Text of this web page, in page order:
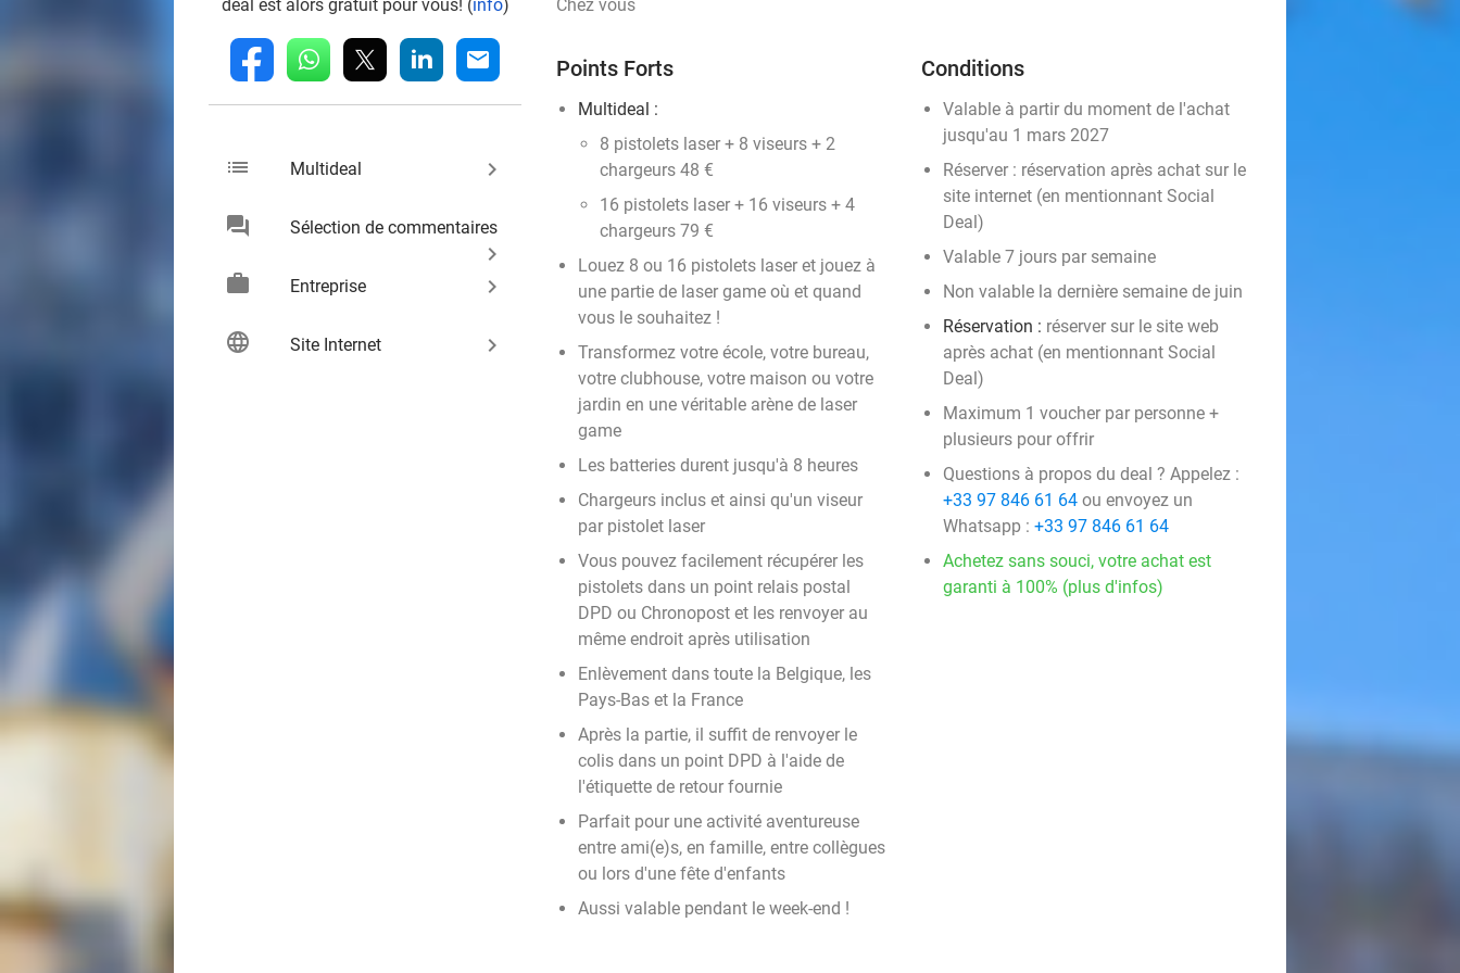
deal est alors gratuit pour vous! (info)
fb whatsapp linkedin mail
list Multideal keyboard_arrow_right
chat Sélection de commentaires
keyboard_arrow_right
work
Entreprise keyboard_arrow_right
language Site Internet keyboard_arrow_right
Chez vous
Points Forts
Multideal :
8 pistolets laser + 8 viseurs + 2
chargeurs 48 €
16 pistolets laser + 16 viseurs + 4
chargeurs 79 €
Louez 8 ou 16 pistolets laser et jouez à
une partie de laser game où et quand
vous le souhaitez !
Transformez votre école, votre bureau,
votre clubhouse, votre maison ou votre
jardin en une véritable arène de laser
game
Les batteries durent jusqu'à 8 heures
Chargeurs inclus et ainsi qu'un viseur
par pistolet laser
Vous pouvez facilement récupérer les
pistolets dans un point relais postal
DPD ou Chronopost et les renvoyer au
même endroit après utilisation
Enlèvement dans toute la Belgique, les
Pays-Bas et la France
Après la partie, il suffit de renvoyer le
colis dans un point DPD à l'aide de
l'étiquette de retour fournie
Parfait pour une activité aventureuse
entre ami(e)s, en famille, entre collègues
ou lors d'une fête d'enfants
Aussi valable pendant le week-end !
Conditions
Valable à partir du moment de l'achat
jusqu'au 1 mars 2027
Réserver : réservation après achat sur le
site internet (en mentionnant Social
Deal)
Valable 7 jours par semaine
Non valable la dernière semaine de juin
Réservation : réserver sur le site web
après achat (en mentionnant Social
Deal)
Maximum 1 voucher par personne +
plusieurs pour offrir
Questions à propos du deal ? Appelez :
+33 97 846 61 64 ou envoyez un
Whatsapp : +33 97 846 61 64
Achetez sans souci, votre achat est
garanti à 100% (plus d'infos)